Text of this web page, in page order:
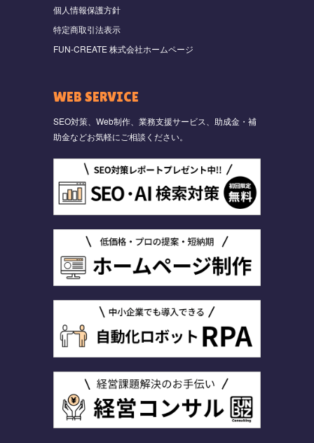
個人情報保護方針
特定商取引法表示
FUN-CREATE 株式会社ホームページ
WEB SERVICE
SEO対策、Web制作、業務支援サービス、助成金・補
助金などお気軽にご相談ください。